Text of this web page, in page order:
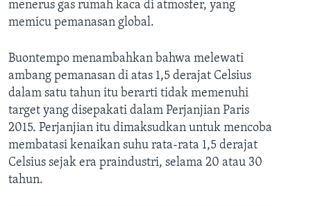
menerus gas rumah kaca di atmosfer, yang
memicu pemanasan global.
Buontempo menambahkan bahwa melewati
ambang pemanasan di atas 1,5 derajat Celsius
dalam satu tahun itu berarti tidak memenuhi
target yang disepakati dalam Perjanjian Paris
2015. Perjanjian itu dimaksudkan untuk mencoba
membatasi kenaikan suhu rata-rata 1,5 derajat
Celsius sejak era praindustri, selama 20 atau 30
tahun.